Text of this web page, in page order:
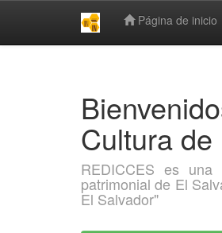
Página de inicio
Cultura
REDICCES es
patrimonial de El
El Salvador"